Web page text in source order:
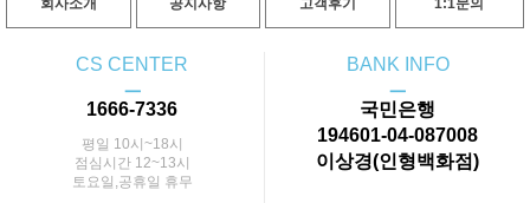
회사소개 공지사항 고객후기 1:1문의
CS CENTER
ㅡ
1666-7336
평일 10시~18시
점심시간 12~13시
토요일,공휴일 휴무
BANK INFO
ㅡ
국민은행
194601-04-087008
이상경(인형백화점)